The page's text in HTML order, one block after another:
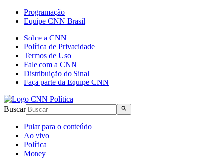
Programação
Equipe CNN Brasil
Sobre a CNN
Política de Privacidade
Termos de Uso
Fale com a CNN
Distribuição do Sinal
Faça parte da Equipe CNN
Buscar
Pular para o conteúdo
Ao vivo
Política
Money